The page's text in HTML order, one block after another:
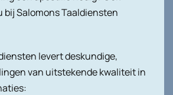
bij Salomons Taaldiensten
levert deskundige,
van uitstekende kwaliteit in